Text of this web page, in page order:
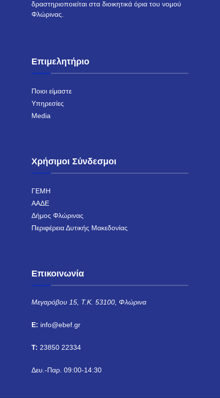
δραστηριοποιείται στα διοικητικά όρια του νομού
Φλώρινας.
Επιμελητήριο
Ποιοι είμαστε
Υπηρεσίες
Media
Χρήσιμοι Σύνδεσμοι
ΓΕΜΗ
ΑΑΔΕ
Δήμος Φλώρινας
Περιφέρεια Δυτικής Μακεδονίας
Επικοινωνία
Μεγαρόβου 15, Τ.Κ. 53100, Φλώρινα
E: info@ebef.gr
T: 23850 22334
Δευ.-Παρ. 09:00-14:30